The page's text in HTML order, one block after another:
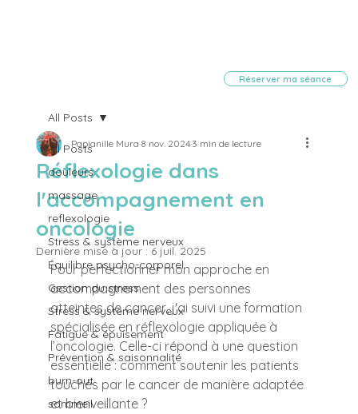
Réserver ma séance
All Posts
douleurs
massage
reflexologie
Stress & système nerveux
Équilibre psycho-corporel
Gestion du stress
Stress & système nerveux
Fatigue & épuisement
Prévention & saisonnalité
burn-out
sommeil
All Posts
Réflexologie dans
l'accompagnement en
oncologie
Papianille Mura8 nov. 20243 min de lecture
Dernière mise à jour : 6 juil. 2025
Pour perfectionner mon approche en
accompagnement des personnes
atteintes de cancer, j'ai suivi une formation
spécialisée en réflexologie appliquée à
l’oncologie. Celle-ci répond à une question
essentielle : comment soutenir les patients
touchés par le cancer de manière adaptée
et bienveillante ?